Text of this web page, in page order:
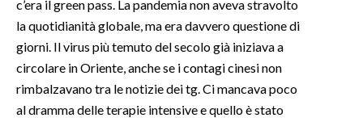
c’era il green pass. La pandemia non aveva stravolto
la quotidianità globale, ma era davvero questione di
giorni. Il virus più temuto del secolo già iniziava a
circolare in Oriente, anche se i contagi cinesi non
rimbalzavano tra le notizie dei tg. Ci mancava poco
al dramma delle terapie intensive e quello è stato